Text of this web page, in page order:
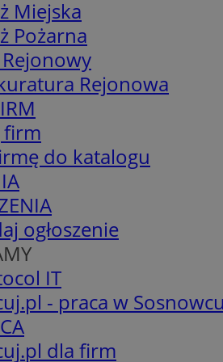
Miejska
Pożarna
Rejonowa
firm
do katalogu
ogłoszenie
IT
- praca w
dla firm